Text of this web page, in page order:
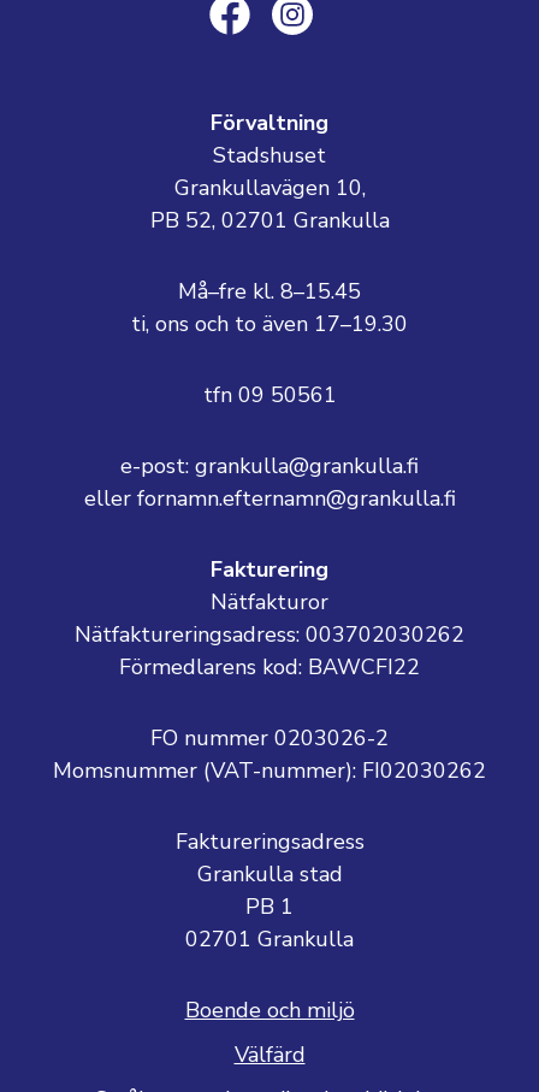
Förvaltning
Stadshuset
Grankullavägen 10,
PB 52, 02701 Grankulla
Må–fre kl. 8–15.45
ti, ons och to även 17–19.30
tfn 09 50561
e-post: grankulla@grankulla.fi
eller fornamn.efternamn@grankulla.fi
Fakturering
Nätfakturor
Nätfaktureringsadress: 003702030262
Förmedlarens kod: BAWCFI22
FO nummer 0203026-2
Momsnummer (VAT-nummer): FI02030262
Faktureringsadress
Grankulla stad
PB 1
02701 Grankulla
Boende och miljö
Välfärd